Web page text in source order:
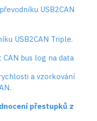
USB2CAN
USB2CAN Triple.
bus log na data
a vzorkování
přestupků z